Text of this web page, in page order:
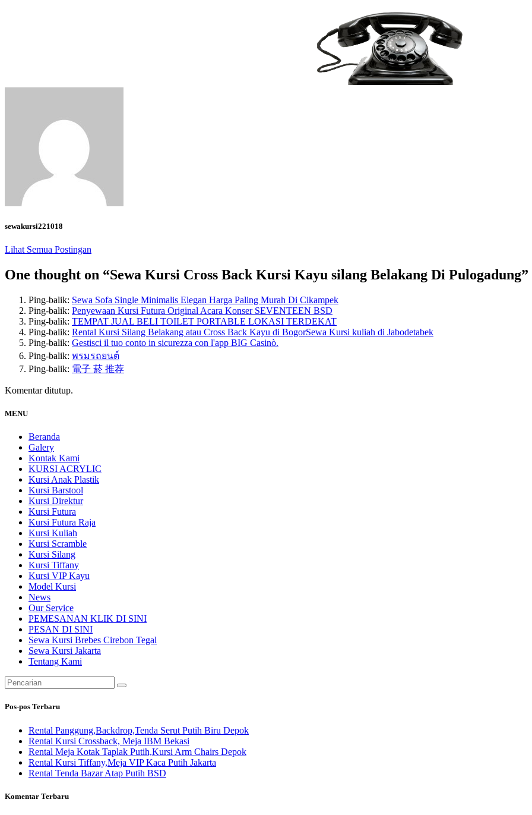
sewakursi221018
Lihat Semua Postingan
One thought on “Sewa Kursi Cross Back Kursi Kayu silang Belakang Di Pulogadung”
Ping-balik: Sewa Sofa Single Minimalis Elegan Harga Paling Murah Di Cikampek
Ping-balik: Penyewaan Kursi Futura Original Acara Konser SEVENTEEN BSD
Ping-balik: TEMPAT JUAL BELI TOILET PORTABLE LOKASI TERDEKAT
Ping-balik: Rental Kursi Silang Belakang atau Cross Back Kayu di BogorSewa Kursi kuliah di Jabodetabek
Ping-balik: Gestisci il tuo conto in sicurezza con l'app BIG Casinò.
Ping-balik: พรมรถยนต์
Ping-balik: 電子 菸 推荐
Komentar ditutup.
MENU
Beranda
Galery
Kontak Kami
KURSI ACRYLIC
Kursi Anak Plastik
Kursi Barstool
Kursi Direktur
Kursi Futura
Kursi Futura Raja
Kursi Kuliah
Kursi Scramble
Kursi Silang
Kursi Tiffany
Kursi VIP Kayu
Model Kursi
News
Our Service
PEMESANAN KLIK DI SINI
PESAN DI SINI
Sewa Kursi Brebes Cirebon Tegal
Sewa Kursi Jakarta
Tentang Kami
Pencarian
untuk:
Pos-pos Terbaru
Rental Panggung,Backdrop,Tenda Serut Putih Biru Depok
Rental Kursi Crossback, Meja IBM Bekasi
Rental Meja Kotak Taplak Putih,Kursi Arm Chairs Depok
Rental Kursi Tiffany,Meja VIP Kaca Putih Jakarta
Rental Tenda Bazar Atap Putih BSD
Komentar Terbaru